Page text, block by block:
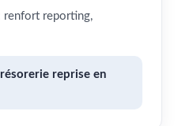
renfort reporting,
reprise en